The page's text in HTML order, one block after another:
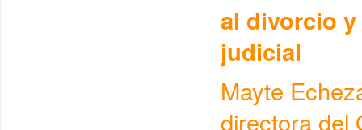
al divorcio
judicial
Mayte
directora del